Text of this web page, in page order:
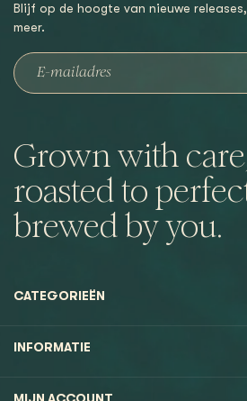
Grown with
roasted to
brewed by you.
Blijf op de hoogte van nieuwe
meer.
CATEGORIEËN
INFORMATIE